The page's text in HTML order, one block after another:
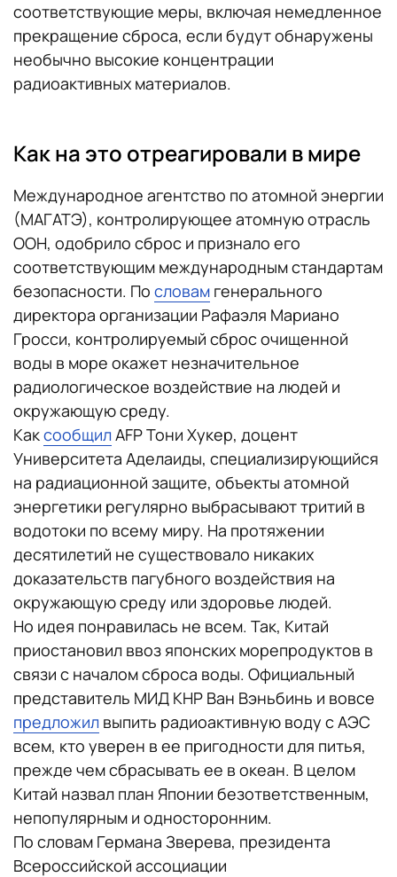
соответствующие меры, включая немедленное
прекращение сброса, если будут обнаружены
необычно высокие концентрации
радиоактивных материалов.
Как на это отреагировали в мире
Международное агентство по атомной энергии
(МАГАТЭ), контролирующее атомную отрасль
ООН, одобрило сброс и признало его
соответствующим международным стандартам
безопасности. По словам генерального
директора организации Рафаэля Мариано
Гросси, контролируемый сброс очищенной
воды в море окажет незначительное
радиологическое воздействие на людей и
окружающую среду.
КаксообщилAFP Тони Хукер, доцент
Университета Аделаиды, специализирующийся
на радиационной защите, объекты атомной
энергетики регулярно выбрасывают тритий в
водотоки по всему миру. На протяжении
десятилетий не существовало никаких
доказательств пагубного воздействия на
окружающую среду или здоровье людей.
Но идея понравилась не всем. Так, Китай
приостановил ввоз японских морепродуктов в
связи с началом сброса воды. Официальный
представитель МИД КНР Ван Вэньбинь и вовсе
предложил выпить радиоактивную воду с АЭС
всем, кто уверен в ее пригодности для питья,
прежде чем сбрасывать ее в океан. В целом
Китай назвал план Японии безответственным,
непопулярным и односторонним.
По словам Германа Зверева, президента
Всероссийской ассоциации